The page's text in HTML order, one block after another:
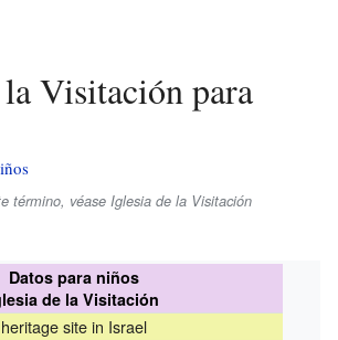
término, véase Iglesia de la Visitación
Datos para niños
de la Visitación
heritage site in Israel